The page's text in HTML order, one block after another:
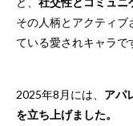
その人柄とアクティ
ている愛されキャラで
2025年8月には、 アパ
を立ち上げました。